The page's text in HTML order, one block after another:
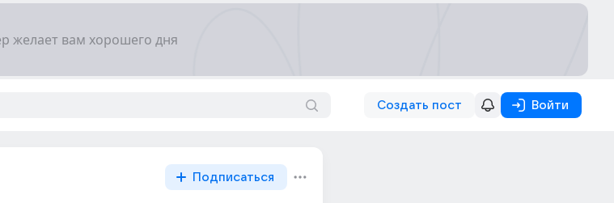
Создать пост Войти
Подписаться